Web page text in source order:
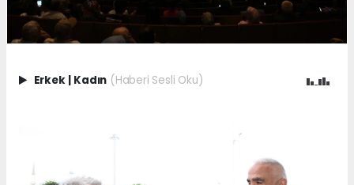
Erkek Kadın (Haberi Sesli Oku)